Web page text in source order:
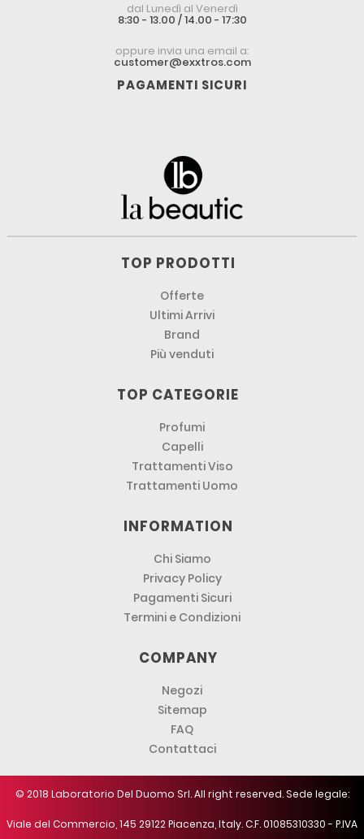
dal Lunedì al Venerdì
8:30 - 13.00 / 14.00 - 17:30
oppure invia una email a:
customer@exxtros.com
PAGAMENTI SICURI
TOP PRODOTTI
Offerte
Ultimi Arrivi
Brand
Più venduti
TOP CATEGORIE
Profumi
Capelli
Trattamenti Viso
Trattamenti Uomo
INFORMATION
Chi Siamo
Privacy Policy
Pagamenti Sicuri
Termini e Condizioni
COMPANY
Negozi
Sitemap
FAQ
Contattaci
© 2018 Laboratorio Del Duomo Srl. All right reserved. Sede legale:
Viale del Commercio, 145 29122 Piacenza, Italy. C.F. 01085310330 - P.IVA